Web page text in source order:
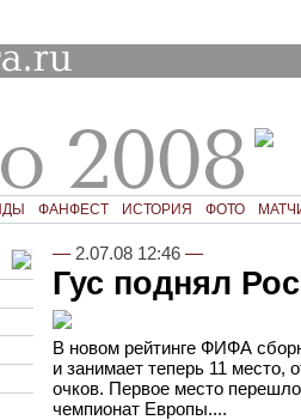
ФАНФЕСТ ИСТОРИЯ ФОТО
— 2.07.08 12:46 —
Гус поднял
В новом рейтинге ФИФА
и занимает теперь 11 место,
очков. Первое место
чемпионат Европы....